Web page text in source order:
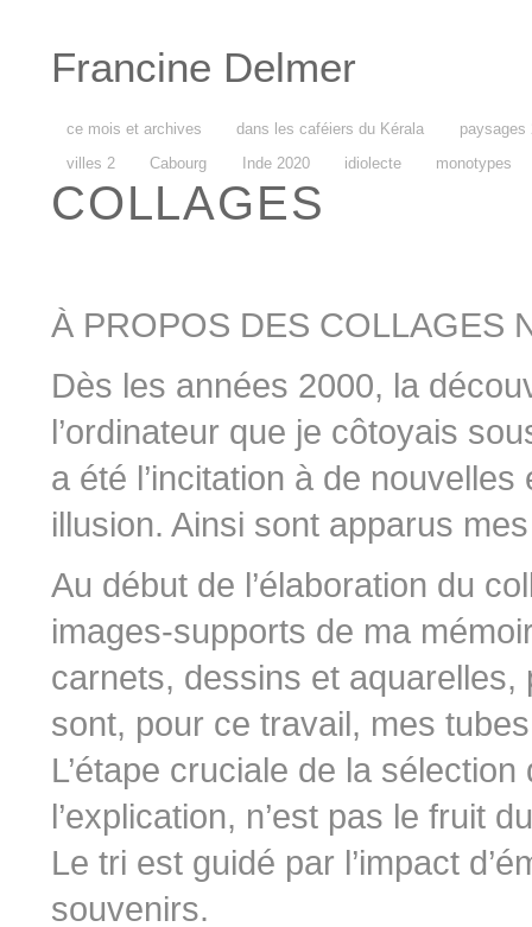
Francine Delmer
ce mois et archives dans les caféiers du Kérala
paysages
villes 2
Cabourg Inde 2020 idiolecte monotypes
COLLAGES
À PROPOS DES COLLAGES
Dès les années 2000, la
l’ordinateur que je côtoyais
a été l’incitation à de
illusion. Ainsi sont apparus
Au début de l’élaboration du
images-supports de ma
carnets, dessins et
sont, pour ce travail, mes
L’étape cruciale de la
l’explication, n’est pas le fruit
Le tri est guidé par l’impact
souvenirs.